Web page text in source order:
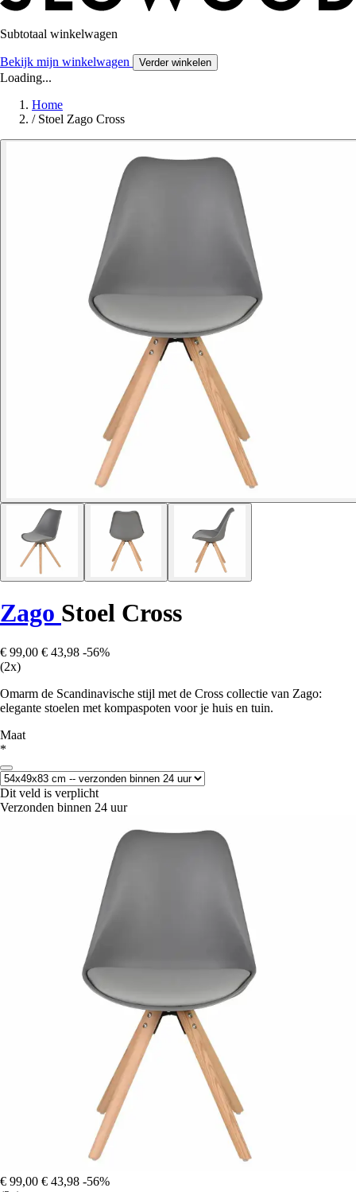
Subtotaal winkelwagen
Bekijk mijn winkelwagen Verder winkelen
Loading...
Home
/ Stoel Zago Cross
Zago Stoel Cross
€ 99,00 € 43,98 -56%
(2x)
Omarm de Scandinavische stijl met de Cross collectie van Zago:
elegante stoelen met kompaspoten voor je huis en tuin.
Maat
*
Dit veld is verplicht
Verzonden binnen 24 uur
€ 99,00 € 43,98 -56%